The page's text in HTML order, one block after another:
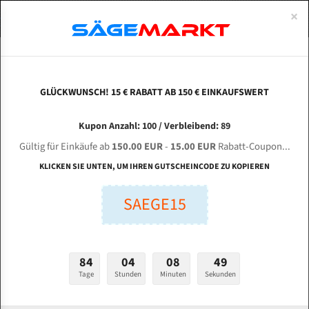
HOLZMANN HBS 600 Profi für 4230 mm Bi-
Metall Bandsägeblätter
Länge (mm):
Stärken + Zahnteilung:
mm
ABOUTS
ENGLISH
Bi-Metall Meterware
Fleischerei Bandsägeblätter
Bandmesser Glatt Meterware
Konvex Meterware
×
GLÜCKWUNSCH! 15 € RABATT AB 150 € EINKAUFSWERT
Kupon Anzahl: 100 / Verbleibend: 89
Gültig für Einkäufe ab150.00 EUR- 15.00 EURRabatt-Coupon...
KLICKEN SIE UNTEN, UM IHREN GUTSCHEINCODE ZU KOPIEREN
SAEGE15
84
Tage
04
Stunden
08
Minuten
48
Sekunden